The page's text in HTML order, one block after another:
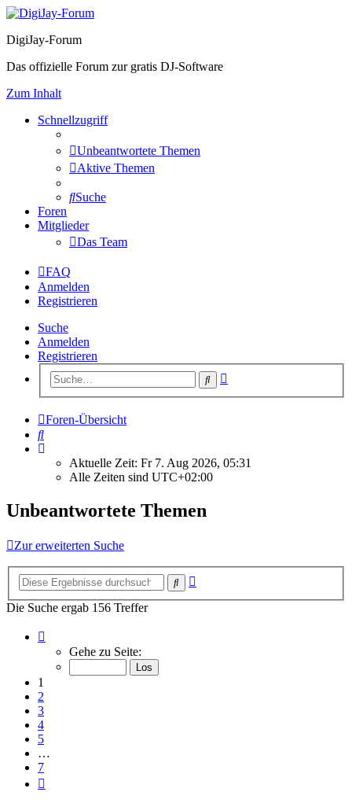
DigiJay-Forum
Das offizielle Forum zur gratis DJ-Software
Zum Inhalt
Schnellzugriff
Unbeantwortete Themen
Aktive Themen
Suche
Foren
Mitglieder
Das Team
FAQ
Anmelden
Registrieren
Suche
Anmelden
Registrieren
Suche
Foren-Übersicht
Suche
Aktuelle Zeit: Fr 7. Aug 2026, 05:31
Alle Zeiten sind UTC+02:00
Unbeantwortete Themen
Zur erweiterten Suche
Suche
Die Suche ergab 156 Treffer
von
Gehe zu Seite:
1
2
3
4
5
…
7